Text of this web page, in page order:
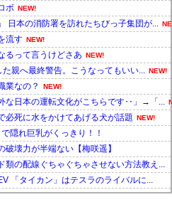
ボ NEW!
日本の消防署を訪れたちびっ子集団が...
流す NEW!
るって言うけどさあ NEW!
親へ最終警告。こうなってもいい... NEW!
業なの？ NEW!
な日本の運転文化がこちらです‥」→「...
必死に水をかけてあげる犬が話題 NEW!
隠れ巨乳がくっきり！！
壊力が半端ない【梅咲遥】
の配線ぐちゃぐちゃさせない方法教え...
「タイカン」はテスラのライバルに...